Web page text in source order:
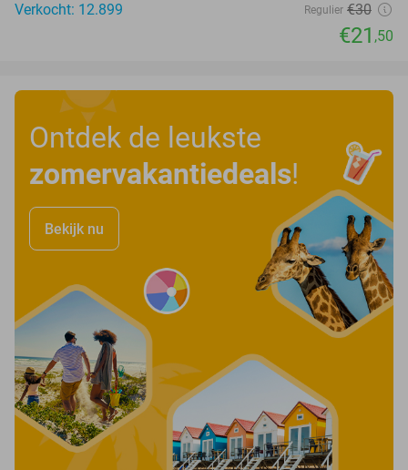
Verkocht: 12.899
Regulier €30
€21 ,50
Ontdek de leukste
zomervakantiedeals!
Bekijk nu